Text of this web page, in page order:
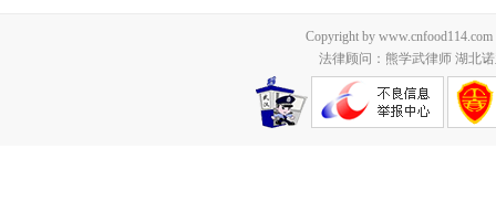
Copyright by
法律顾问：熊学武律师 湖北